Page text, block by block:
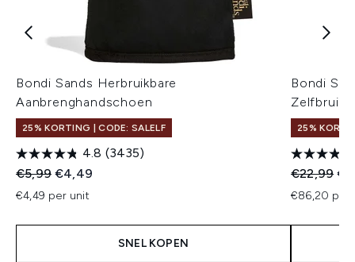
Bondi Sands Herbruikbare
Aanbrenghandschoen
25% KORTING | CODE: SALELF
4.8 (3435)
Recommended Retail Price:
€5,99 Huidige prijs:
€4,49
€4,49 per unit
SNEL KOPEN
Bondi
25%
€22,99
€86,20 per